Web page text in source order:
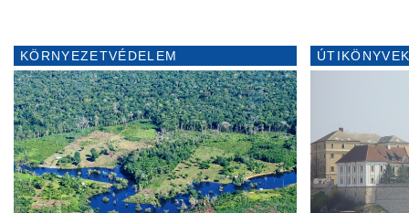
KÖRNYEZETVÉDELEM